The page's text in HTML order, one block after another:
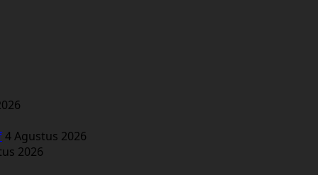
4 Agustus 2026
2026